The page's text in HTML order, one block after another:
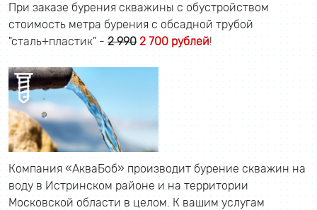
При заказе бурения скважины с обустройством
стоимость метра бурения с обсадной трубой
"сталь+пластик" - 2 990 2 700 рублей!
Компания «АкваБоб» производит бурение скважин на
воду в Истринском районе и на территории
Московской области в целом. К вашим услугам